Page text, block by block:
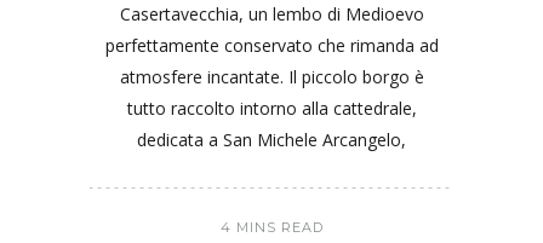
Casertavecchia, un lembo di Medioevo
perfettamente conservato che rimanda ad
atmosfere incantate. Il piccolo borgo è
tutto raccolto intorno alla cattedrale,
dedicata a San Michele Arcangelo,
4 MINS READ